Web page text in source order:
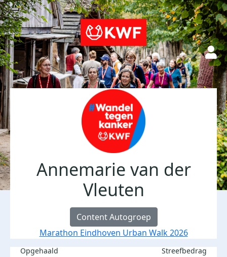
Annemarie van der
Vleuten
Content Autogroep
Marathon Eindhoven Urban Walk 2026
Opgehaald Streefbedrag